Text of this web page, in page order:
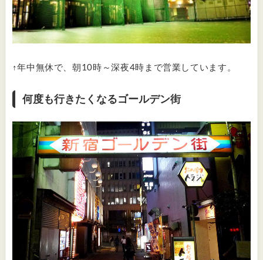
↑年中無休で、朝10時～深夜4時まで営業しています。
何度も行きたくなるゴールデン街